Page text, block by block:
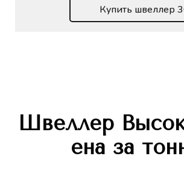
Купить швеллер
Швеллер
ена за